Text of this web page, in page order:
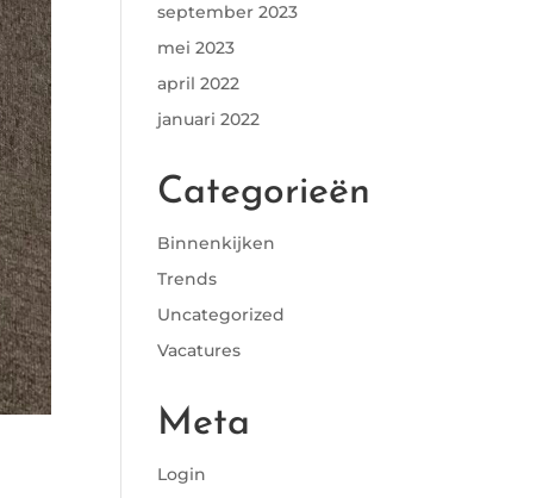
september 2023
mei 2023
april 2022
januari 2022
Categorieën
Binnenkijken
Trends
Uncategorized
Vacatures
Meta
Login